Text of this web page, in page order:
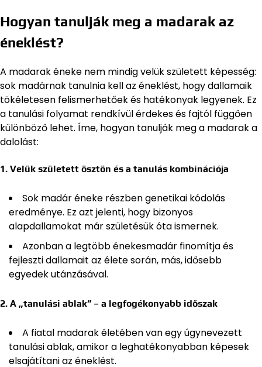
Hogyan tanulják meg a madarak az
éneklést?
A madarak éneke nem mindig velük született képesség:
sok madárnak tanulnia kell az éneklést, hogy dallamaik
tökéletesen felismerhetőek és hatékonyak legyenek. Ez
a tanulási folyamat rendkívül érdekes és fajtól függően
különböző lehet. Íme, hogyan tanulják meg a madarak a
dalolást:
1. Velük született ösztön és a tanulás kombinációja
Sok madár éneke részben genetikai kódolás
eredménye. Ez azt jelenti, hogy bizonyos
alapdallamokat már születésük óta ismernek.
Azonban a legtöbb énekesmadár finomítja és
fejleszti dallamait az élete során, más, idősebb
egyedek utánzásával.
2. A „tanulási ablak” – a legfogékonyabb időszak
A fiatal madarak életében van egy úgynevezett
tanulási ablak, amikor a leghatékonyabban képesek
elsajátítani az éneklést.